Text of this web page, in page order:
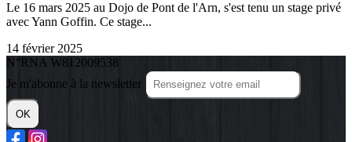
Le 16 mars 2025 au Dojo de Pont de l'Arn, s'est tenu un stage privé
avec Yann Goffin. Ce stage...
14 février 2025
N°RNA W812009538
Je m'abonne à la newsletter
OK